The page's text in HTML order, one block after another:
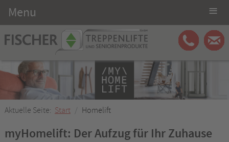
Aktuelle Seite: Start Homelift
myHomelift: Der Aufzug für Ihr Zuhause
Menu ≡